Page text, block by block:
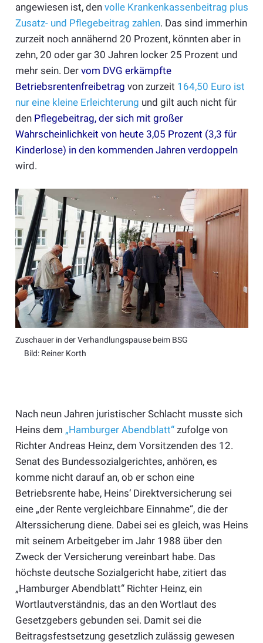
angewiesen ist, den volle Krankenkassenbeitrag plus
Zusatz- und Pflegebeitrag zahlen. Das sind immerhin
zurzeit noch annähernd 20 Prozent, könnten aber in
zehn, 20 oder gar 30 Jahren locker 25 Prozent und
mehr sein. Der vom DVG erkämpfte
Betriebsrentenfreibetrag von zurzeit 164,50 Euro ist
nur eine kleine Erleichterung und gilt auch nicht für
den Pflegebeitrag, der sich mit großer
Wahrscheinlichkeit von heute 3,05 Prozent (3,3 für
Kinderlose) in den kommenden Jahren verdoppeln
wird.
Zuschauer in der Verhandlungspause beim BSG
Bild: Reiner Korth
Nach neun Jahren juristischer Schlacht musste sich
Heins dem „Hamburger Abendblatt“zufolge von
Richter Andreas Heinz, dem Vorsitzenden des 12.
Senat des Bundessozialgerichtes, anhören, es
komme nicht darauf an, ob er schon eine
Betriebsrente habe, Heins‘ Direktversicherung sei
eine „der Rente vergleichbare Einnahme“, die der
Alterssicherung diene. Dabei sei es gleich, was Heins
mit seinem Arbeitgeber im Jahr 1988 über den
Zweck der Versicherung vereinbart habe. Das
höchste deutsche Sozialgericht habe, zitiert das
„Hamburger Abendblatt“ Richter Heinz, ein
Wortlautverständnis, das an den Wortlaut des
Gesetzgebers gebunden sei. Damit sei die
Beitragsfestsetzung gesetzlich zulässig gewesen